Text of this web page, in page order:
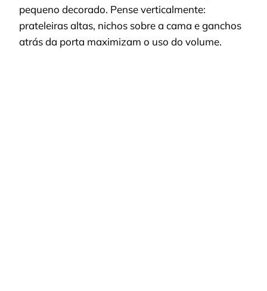
pequeno decorado. Pense verticalmente:
prateleiras altas, nichos sobre a cama e ganchos
atrás da porta maximizam o uso do volume.